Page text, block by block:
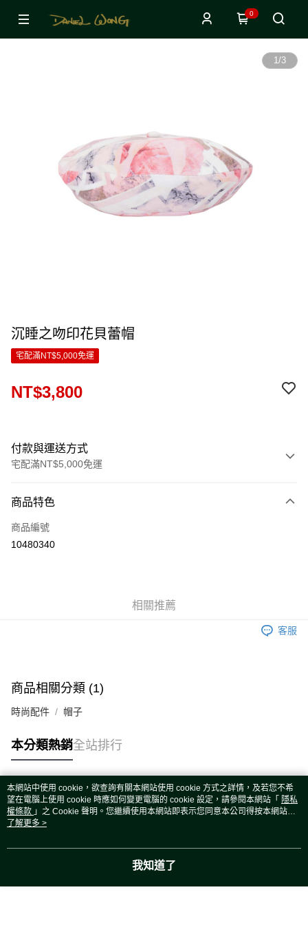
0
1/3
沉睡之吻印花貝蕾帽
宅配滿NT$5,000免運
NT$3,800
付款與運送方式
宅配滿NT$5,000免運
信用卡一次付款
LINE Pay
宅配(外島)
每筆NT$120，滿NT$5,000(含以上)免運費
商品特色
商品編號
10480340
相關推薦
客服
商品相關分類 (1)
時尚配件 帽子
本分類熱銷全站排行
熱門標籤
本網站中使用 cookie，欲查詢有關本網站使用 cookie 方式之詳情，及若您不希
望在電腦上使用 cookie 時應如何變更電腦的 cookie 設定，請參閱本網站「 隱私
權條款 」之 Cookie 聲明。您繼續使用本網站即表示您同意本公司得按本網站使
用條款之 Cookie 聲明使用 cookie。
了解更多 >
我知道了